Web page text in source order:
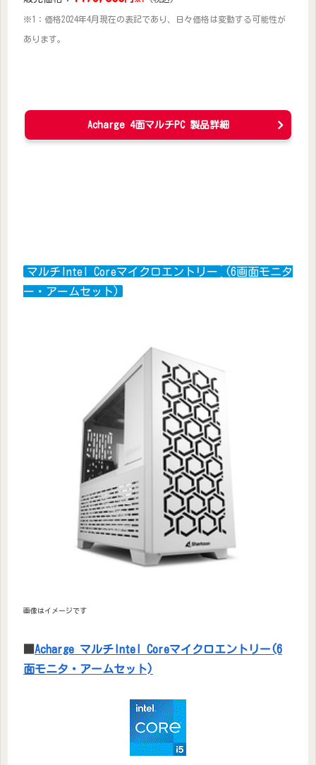
※1：価格2024年4月現在の表記であり、日々価格は変動する可能性が
あります。
Acharge 4面マルチPC 製品詳細
マルチIntel Coreマイクロエントリー
(6画面モニタ
ー・アームセット)
画像はイメージです
Acharge マルチIntel Coreマイクロエントリー(6
面モニタ・アームセット)